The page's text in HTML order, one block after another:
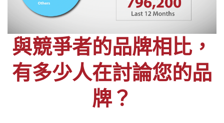
與競爭者的品牌相比，
有多少人在討論您的品
牌？